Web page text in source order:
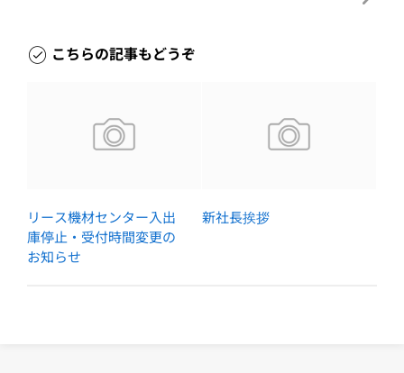
こちらの記事もどうぞ
リース機材センター入出
庫停止・受付時間変更の
お知らせ
新社長挨拶